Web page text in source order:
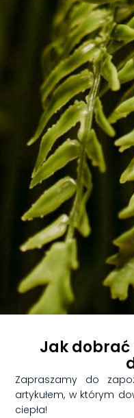
Jak dobrać
Zapraszamy do
artykułem, w którym
ciepła!